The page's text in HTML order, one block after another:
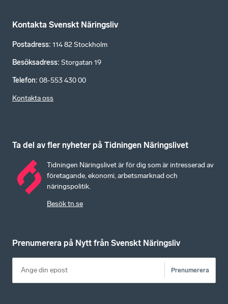
Kontakta Svenskt Näringsliv
Postadress: 114 82 Stockholm
Besöksadress: Storgatan 19
Telefon: 08-553 430 00
Kontakta oss
Ta del av fler nyheter på Tidningen Näringslivet
Tidningen Näringslivet är för dig som är intresserad av
företagande, ekonomi, arbetsmarknad och
näringspolitik.
Besök tn.se
Prenumerera på Nytt från Svenskt Näringsliv
Prenumerera